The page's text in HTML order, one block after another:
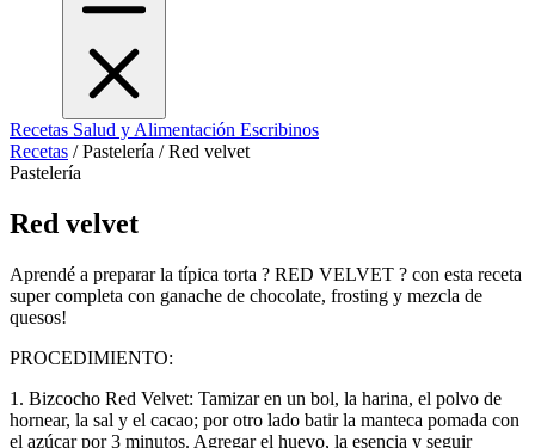
Recetas Salud y Alimentación Escribinos
Recetas / Pastelería / Red velvet
Pastelería
Red velvet
Aprendé a preparar la típica torta ? RED VELVET ? con esta receta
super completa con ganache de chocolate, frosting y mezcla de
quesos!
PROCEDIMIENTO:
1. Bizcocho Red Velvet: Tamizar en un bol, la harina, el polvo de
hornear, la sal y el cacao; por otro lado batir la manteca pomada con
el azúcar por 3 minutos. Agregar el huevo, la esencia y seguir